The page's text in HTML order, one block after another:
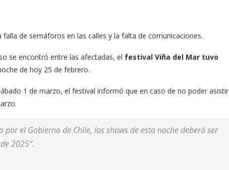
de semáforos en las calles y la falta de comunicaciones.
se encontró entre las afectadas, el festival Viña del Mar tuvo
de hoy 25 de febrero.
1 de marzo, el festival informó que en caso de no poder asistir
el Gobierno de Chile, los shows de esta noche deberá ser
2025“.